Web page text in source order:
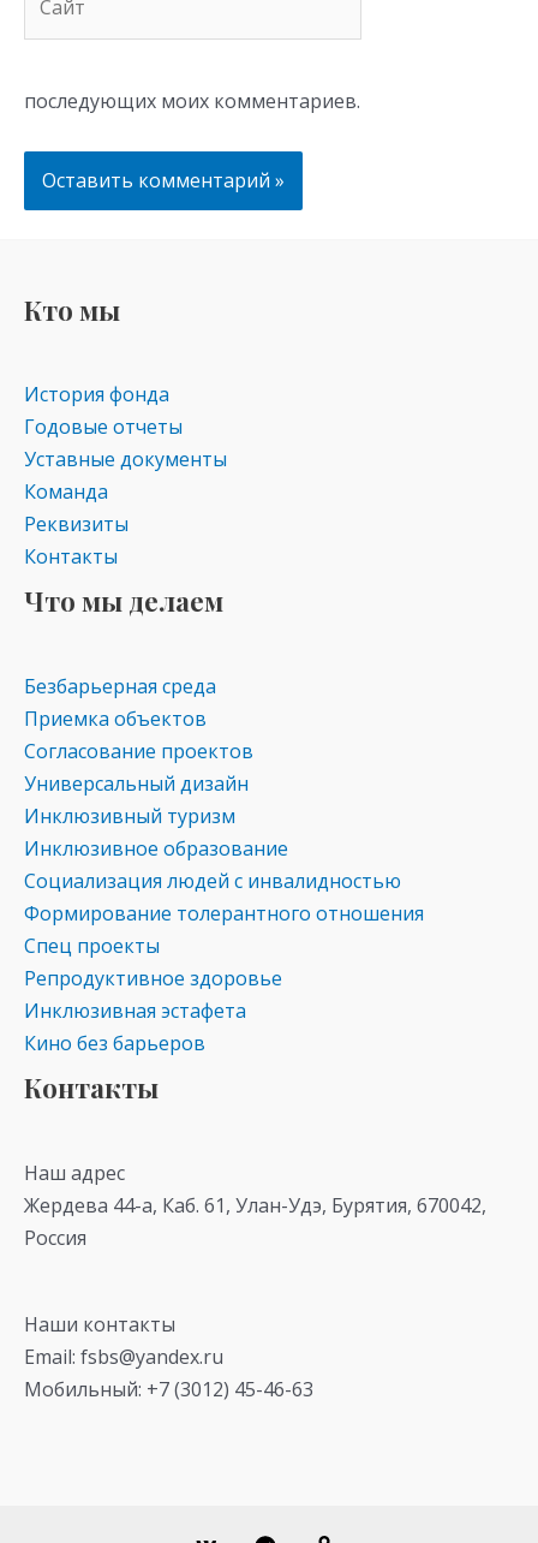
последующих моих комментариев.
Кто мы
История фонда
Годовые отчеты
Уставные документы
Команда
Реквизиты
Контакты
Что мы делаем
Безбарьерная среда
Приемка объектов
Согласование проектов
Универсальный дизайн
Инклюзивный туризм
Инклюзивное образование
Социализация людей с инвалидностью
Формирование толерантного отношения
Спец проекты
Репродуктивное здоровье
Инклюзивная эстафета
Кино без барьеров
Контакты
Наш адрес
Жердева 44-а, Каб. 61, Улан-Удэ, Бурятия, 670042,
Россия
Наши контакты
Email: fsbs@yandex.ru
Мобильный: +7 (3012) 45-46-63